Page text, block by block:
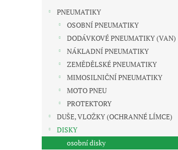
PNEUMATIKY
OSOBNÍ PNEUMATIKY
DODÁVKOVÉ PNEUMATIKY (VAN)
NÁKLADNÍ PNEUMATIKY
ZEMĚDĚLSKÉ PNEUMATIKY
MIMOSILNIČNÍ PNEUMATIKY
MOTO PNEU
PROTEKTORY
DUŠE, VLOŽKY (OCHRANNÉ LÍMCE)
DISKY
osobní disky